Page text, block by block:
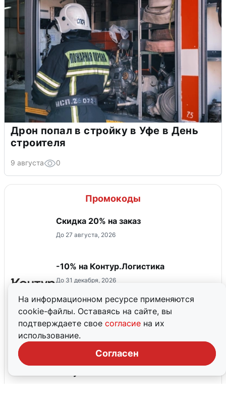
На информационном ресурсе применяются
cookie-файлы. Оставаясь на сайте, вы
подтверждаете свое согласие на их
использование.
Согласен
Дрон попал в стройку в Уфе в День
строителя
9 августа 0
Промокоды
Скидка 20% на заказ
До 27 августа, 2026
-10% на Контур.Логистика
До 31 декабря, 2026
Скидка 35% от 1200 ₽ на первый заказ
в приложении Магнит Доставка в
разделе "Экспресс"
До 31 августа, 2026
Скидка 30% на товары для